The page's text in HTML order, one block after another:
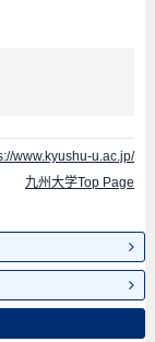
Agriculture 学部、
学部、
部的不同信息。招收
外国留学生必要的信
www.kyushu-u.ac.jp/
九州大学Top Page